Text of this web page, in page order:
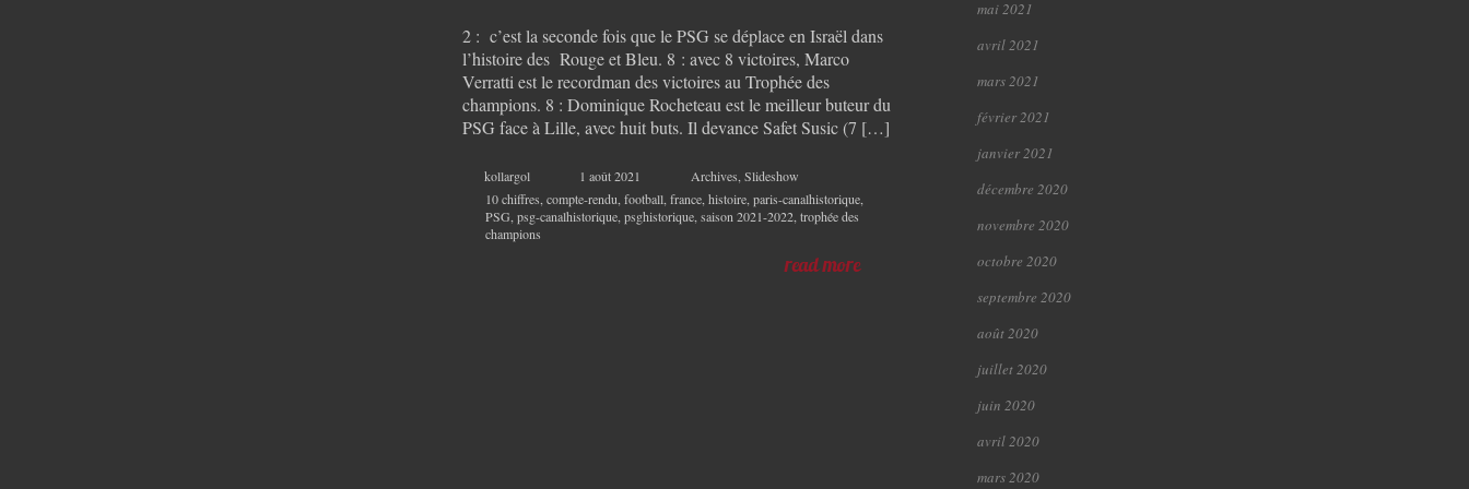
2 : c’est la seconde fois que le PSG se déplace en Israël dans
l’histoire des Rouge et Bleu. 8 : avec 8 victoires, Marco
Verratti est le recordman des victoires au Trophée des
champions. 8 : Dominique Rocheteau est le meilleur buteur du
PSG face à Lille, avec huit buts. Il devance Safet Susic (7 […]
kollargol 1 août 2021 Archives,Slideshow
10 chiffres,compte-rendu,football,france,histoire,paris-canalhistorique,
PSG,psg-canalhistorique,psghistorique,saison 2021-2022,trophée des
champions
read more
mai 2021
avril 2021
mars 2021
février 2021
janvier 2021
décembre 2020
novembre 2020
octobre 2020
septembre 2020
août 2020
juillet 2020
juin 2020
avril 2020
mars 2020